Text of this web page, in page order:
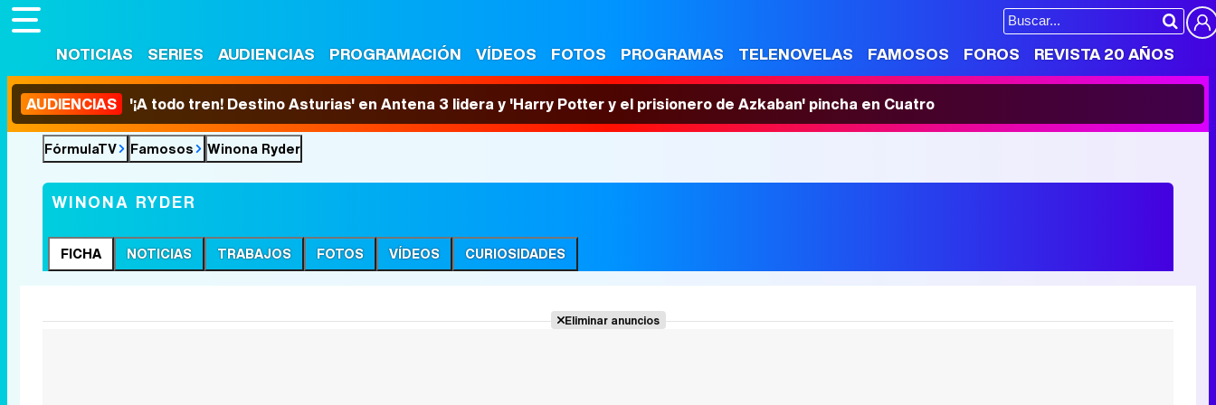
NOTICIAS SERIES AUDIENCIAS PROGRAMACIÓN VÍDEOS FOTOS PROGRAMAS TELENOVELAS FAMOSOS FOROS REVISTA 20 AÑOS
AUDIENCIAS '¡A todo tren! Destino Asturias' en Antena 3 lidera y 'Harry Potter y el prisionero de Azkaban' pincha en Cuatro
FórmulaTV Famosos Winona Ryder
WINONA RYDER
FICHA NOTICIAS TRABAJOS FOTOS VÍDEOS CURIOSIDADES
Eliminar anuncios